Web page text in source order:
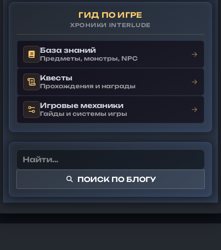
ГИД ПО ИГРЕ
ХРОНИКИ INTERLUDE
База знаний
Предметы, монстры, NPC →
Квесты
Прохождения и награды →
Игровые механики
Гайды и системы игры →
ПОИСК ПО БЛОГУ